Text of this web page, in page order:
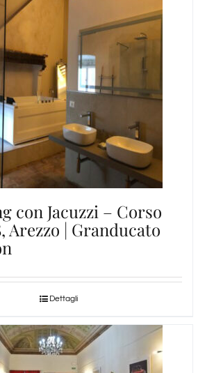
con Jacuzzi – Corso
Arezzo | Granducato
Dettagli